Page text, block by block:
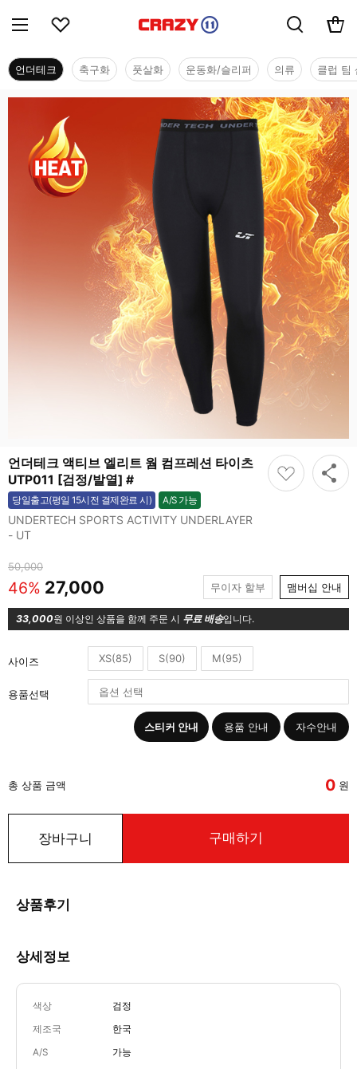
언더테크 축구화 풋살화 운동화/슬리퍼 의류 클럽 팀
언더테크
언더테크 액티브 엘리트 웜 컴프레션 타이츠
UTP011 [검정/발열] #
당일출고(평일 15시전 결제완료 시) A/S 가능
가능
UNDERTECH SPORTS ACTIVITY UNDERLAYER
- UT
50,000
46% 27,000 무이자 할부 맴버십 안내
33,000원 이상인 상품을 함께 주문 시 무료 배송입니다.
사이즈 XS(85) S(90) M(95)
용품선택
스티커 안내 용품 안내 자수안내
총 상품 금액 0 원
장바구니 구매하기
상품후기
상세정보
색상 검정
제조국 한국
A/S 가능